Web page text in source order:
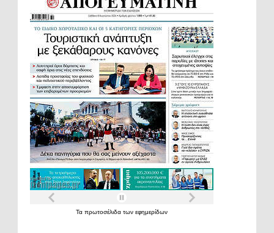
Τα πρωτοσέλιδα των εφημερίδων